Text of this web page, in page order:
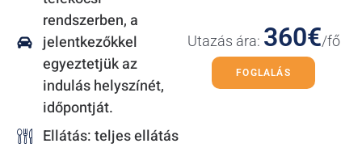
rendszerben, a
jelentkezőkkel
egyeztetjük az
indulás helyszínét,
időpontját.
Ellátás: teljes ellátás
Utazás ára: 360€/fő
FOGLALÁS